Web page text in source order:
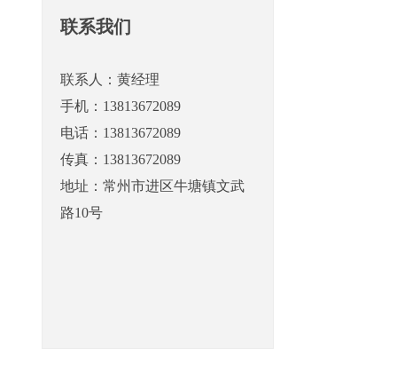
联系我们
联系人：黄经理
手机：13813672089
电话：13813672089
传真：13813672089
地址：常州市进区牛塘镇文武
路10号